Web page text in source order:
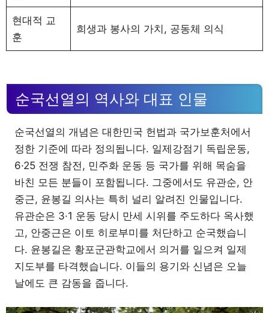
현대적 교
훈
희생과 봉사의 가치, 공동체 의식
순국선열의 역사와 대표 인물
순국선열의 개념은 대한민국 헌법과 국가보훈처에서
정한 기준에 따라 정의됩니다. 일제강점기 독립운동,
6·25 전쟁 참전, 민주화 운동 등 국가를 위해 목숨을
바친 모든 분들이 포함됩니다. 그중에서도 유관순, 안
중근, 윤봉길 의사는 특히 널리 알려진 인물입니다.
유관순은 3·1 운동 당시 만세 시위를 주도하다 옥사했
고, 안중근은 이토 히로부미를 처단하고 순국했습니
다. 윤봉길은 황포군관학교에서 의거를 일으켜 일제
지도부를 타격했습니다. 이들의 용기와 신념은 오늘
날에도 큰 감동을 줍니다.